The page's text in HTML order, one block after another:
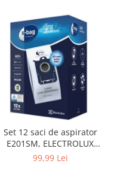
Set 12 saci de aspirator
E201SM, ELECTROLUX
9001684811, CLASSIC LONG
99,99 Lei